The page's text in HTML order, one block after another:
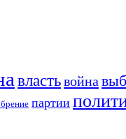
властьвойна
партии